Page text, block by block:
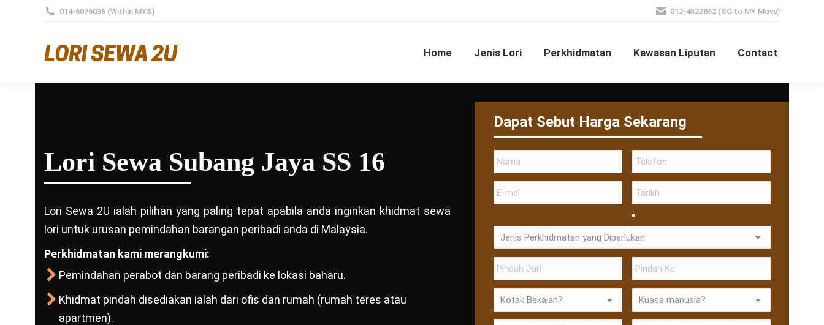
014-6076036 (Within MYS) 012-4522862 (SG to MY Move)
Home Jenis Lori Perkhidmatan Kawasan Liputan Contact
Lori Sewa Subang Jaya SS 16
Lori Sewa 2U ialah pilihan yang paling tepat apabila anda inginkan khidmat sewa
lori untuk urusan pemindahan barangan peribadi anda di Malaysia.
Perkhidmatan kami merangkumi:
Pemindahan perabot dan barang peribadi ke lokasi baharu.
Khidmat pindah disediakan ialah dari ofis dan rumah (rumah teres atau
apartmen).
Dapat Sebut Harga Sekarang